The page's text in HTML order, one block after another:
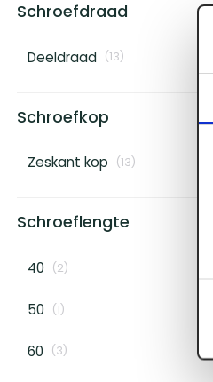
Schroefdraad
Deeldraad (13)
Schroefkop
Zeskant kop (13)
Schroeflengte
40 (2)
50 (1)
60 (3)